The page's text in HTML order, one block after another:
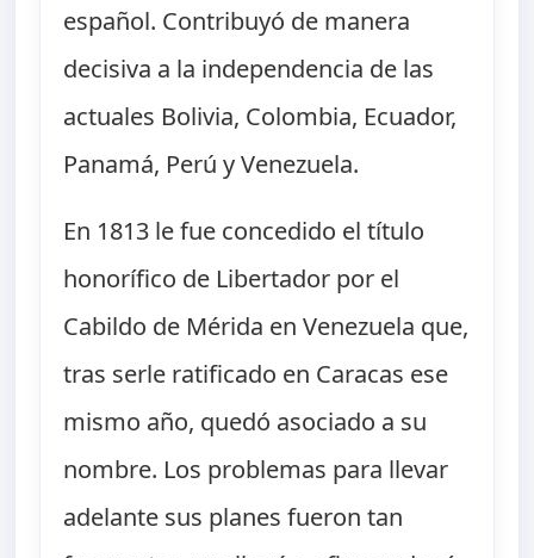
español. Contribuyó de manera
decisiva a la independencia de las
actuales Bolivia, Colombia, Ecuador,
Panamá, Perú y Venezuela.
En 1813 le fue concedido el título
honorífico de Libertador por el
Cabildo de Mérida en Venezuela que,
tras serle ratificado en Caracas ese
mismo año, quedó asociado a su
nombre. Los problemas para llevar
adelante sus planes fueron tan